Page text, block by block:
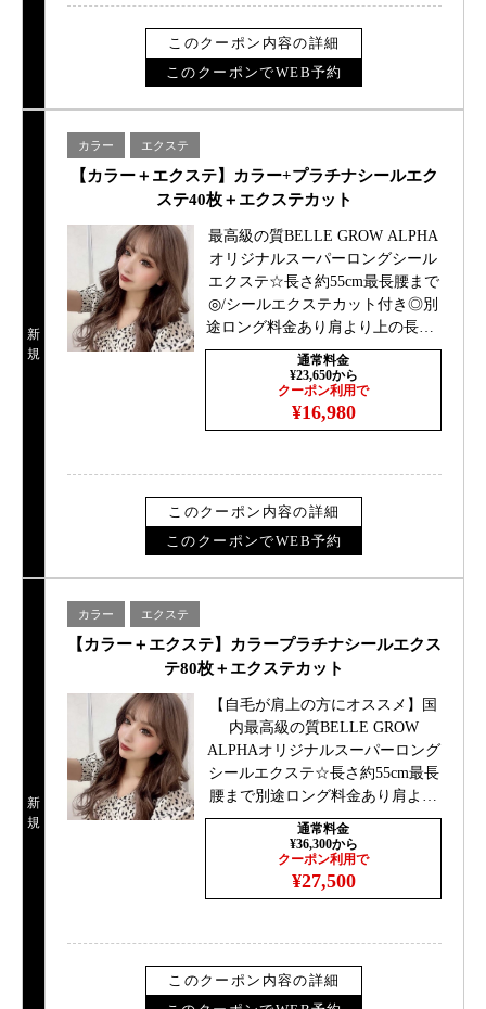
このクーポン内容の詳細
このクーポンでWEB予約
新
規
カラー エクステ
【カラー＋エクステ】カラー+プラチナシールエク
ステ40枚＋エクステカット
最高級の質BELLE GROW ALPHA
オリジナルスーパーロングシール
エクステ☆長さ約55cm最長腰まで
◎/シールエクステカット付き◎別
途ロング料金あり肩より上の長さ0
円、肩下＋￥1100胸より下￥2200
通常料金
¥23,650から
クーポン利用で
¥16,980
このクーポン内容の詳細
このクーポンでWEB予約
新
規
カラー エクステ
【カラー＋エクステ】カラープラチナシールエクス
テ80枚＋エクステカット
【自毛が肩上の方にオススメ】国
内最高級の質BELLE GROW
ALPHAオリジナルスーパーロング
シールエクステ☆長さ約55cm最長
腰まで別途ロング料金あり肩より
上の長さ0円、肩下＋￥1100胸より
下￥2200
通常料金
¥36,300から
クーポン利用で
¥27,500
このクーポン内容の詳細